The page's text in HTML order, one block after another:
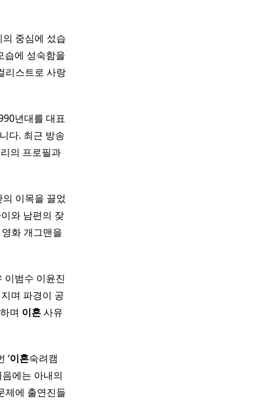
중심에 섰습
습에 성숙함을
리스트로 사랑
년대를 대표
다. 최근 방송
의 프로필과
이목을 끌었
와 남편의 잦
화 개그맨을
이범수 이윤진
며 파경이 공
며 이혼사유
‘이혼숙려캠
에는 아내의
제에 출연진들